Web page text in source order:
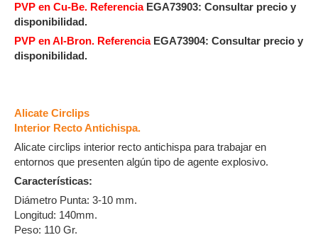
PVP en Cu-Be. ReferenciaEGA73903: Consultar precio y
disponibilidad.
PVP en Al-Bron. ReferenciaEGA73904: Consultar precio y
disponibilidad.
Alicate Circlips
Interior Recto Antichispa.
Alicate circlips interior recto antichispa para trabajar en
entornos que presenten algún tipo de agente explosivo.
Características:
Diámetro Punta: 3-10 mm.
Longitud: 140mm.
Peso: 110 Gr.